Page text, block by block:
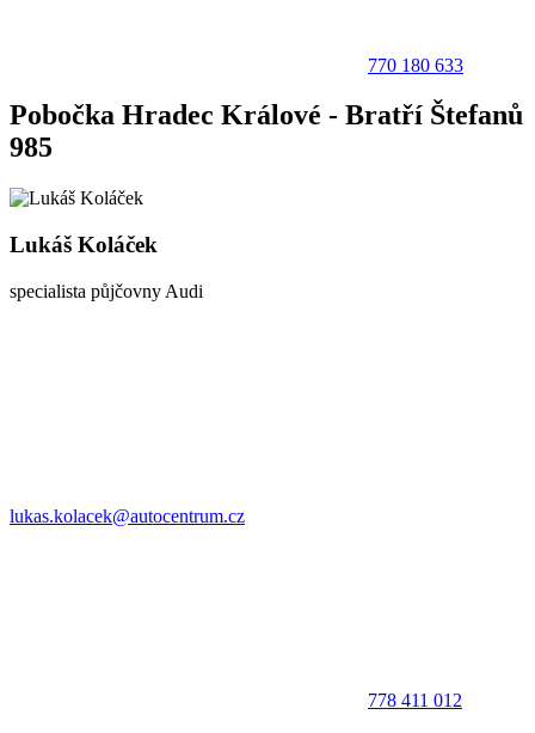
770 180 633
Pobočka Hradec Králové - Bratří Štefanů
985
Lukáš Koláček
specialista půjčovny Audi
lukas.kolacek@autocentrum.cz
778 411 012